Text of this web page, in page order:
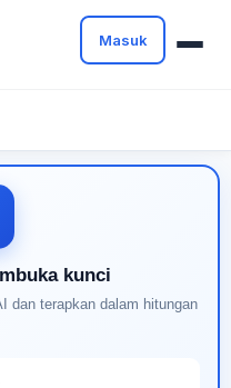
Masuk
kunci
dan terapkan dalam hitungan
kunci pencocokan